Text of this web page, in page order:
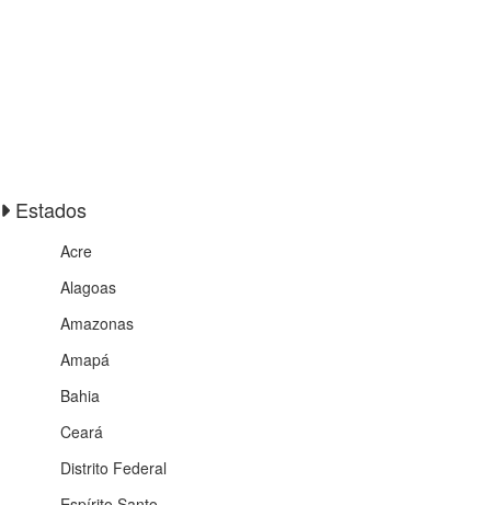
Estados
Acre
Alagoas
Amazonas
Amapá
Bahia
Ceará
Distrito Federal